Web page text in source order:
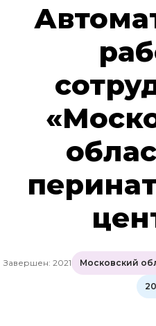
Завершен: 2021 Московский